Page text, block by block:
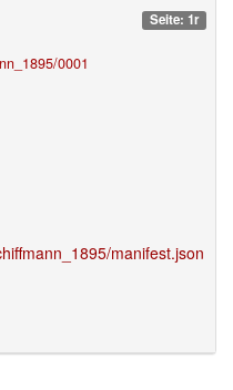
Seite: 1r
0001
manifest.json